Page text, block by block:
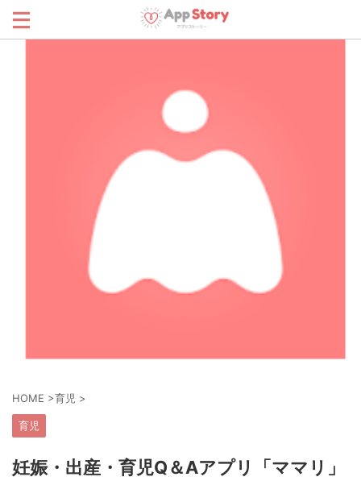
HOME >育児 >
育児
妊娠・出産・育児Q＆Aアプリ「ママリ」